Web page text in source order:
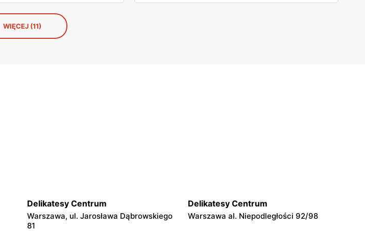
złociste trunki zupełnie za darmo!
WIĘCEJ (11)
Delikatesy Centrum
Warszawa, ul. Jarosława Dąbrowskiego
81
Delikatesy Centrum
Warszawa al. Niepodległości 92/98